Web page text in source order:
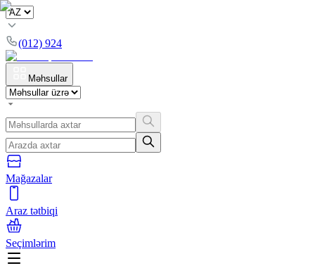
(012) 924
Məhsullar
Mağazalar
Araz tətbiqi
Seçimlərim